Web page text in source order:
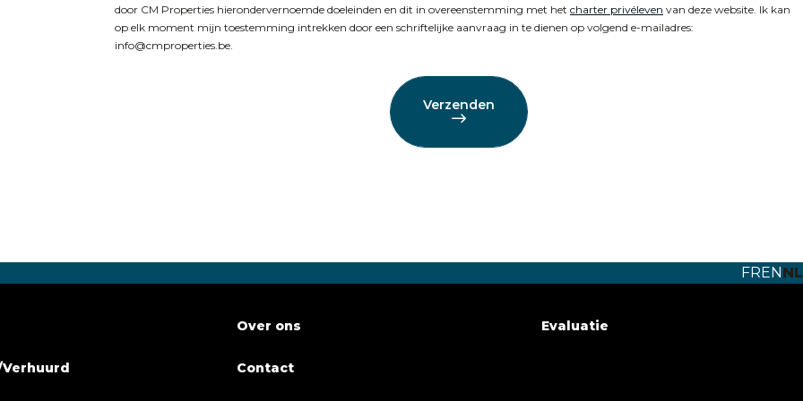
door CM Properties hierondervernoemde doeleinden en dit in overeenstemming met het charter privéleven van deze website. Ik kan
op elk moment mijn toestemming intrekken door een schriftelijke aanvraag in te dienen op volgend e-mailadres:
info@cmproperties.be.
Verzenden
FR EN NL
Over ons
Contact
Evaluatie